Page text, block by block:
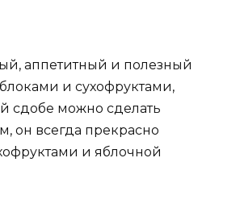
аппетитный и полезный
и сухофруктами,
сдобе можно сделать
он всегда прекрасно
и яблочной